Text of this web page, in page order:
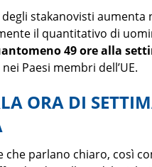
stakanovisti
il quantitativo di
49 ore alla
Paesi membri dell’UE.
ORA DI
che parlano chiaro, così